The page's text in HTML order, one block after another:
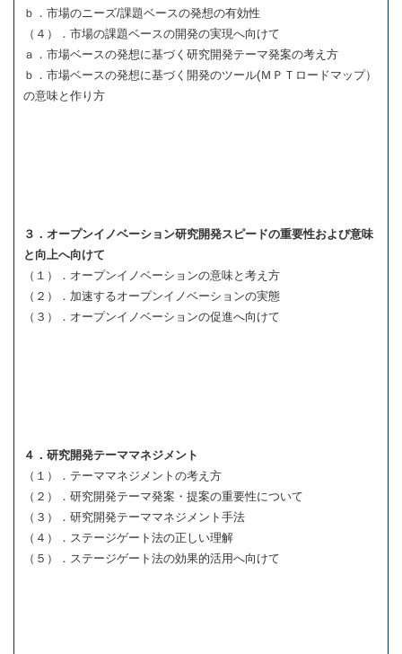
ｂ．市場のニーズ/課題ベースの発想の有効性
（４）．市場の課題ベースの開発の実現へ向けて
ａ．市場ベースの発想に基づく研究開発テーマ発案の考え方
ｂ．市場ベースの発想に基づく開発のツール(ＭＰＴロードマップ）
の意味と作り方
３．オープンイノベーション研究開発スピードの重要性および意味
と向上へ向けて
（１）．オープンイノベーションの意味と考え方
（２）．加速するオープンイノベーションの実態
（３）．オープンイノベーションの促進へ向けて
４．研究開発テーママネジメント
（１）．テーママネジメントの考え方
（２）．研究開発テーマ発案・提案の重要性について
（３）．研究開発テーママネジメント手法
（４）．ステージゲート法の正しい理解
（５）．ステージゲート法の効果的活用へ向けて